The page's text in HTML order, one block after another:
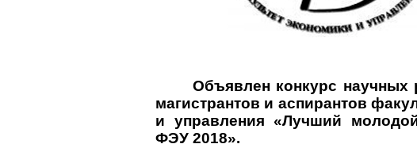
Объявлен конкурс научных
магистрантов и аспирантов
и управления «Лучший
ФЭУ 2018».